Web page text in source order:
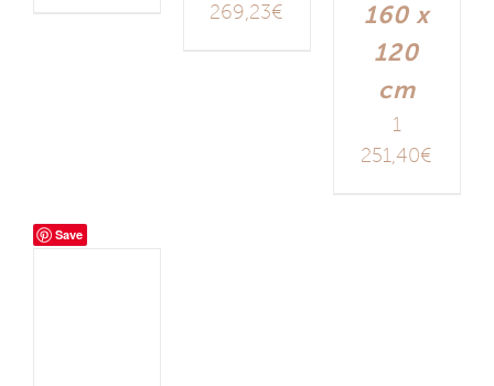
269,23€
160 x
120
cm
1
251,40€
Save